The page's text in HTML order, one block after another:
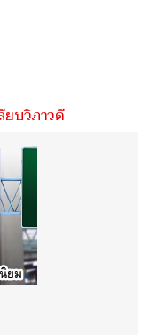
ยบวิภาวดี